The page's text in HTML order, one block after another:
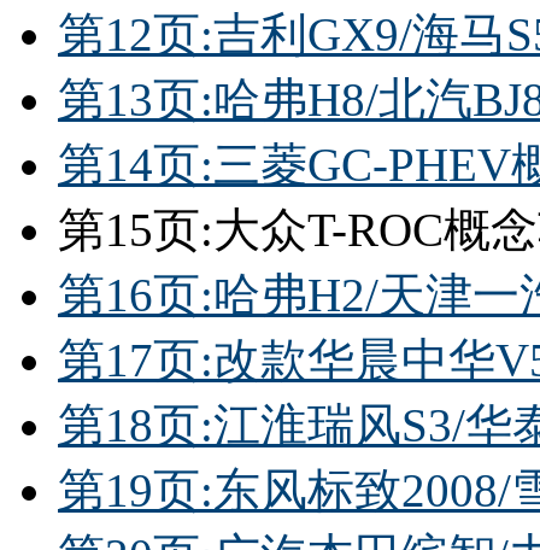
第12页:吉利GX9/海马
第13页:哈弗H8/北汽
第14页:三菱GC-PHEV
第15页:大众T-ROC概
第16页:哈弗H2/天津一
第17页:改款华晨中华
第18页:江淮瑞风S3/华
第19页:东风标致2008/